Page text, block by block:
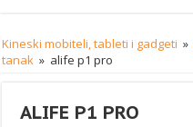
Kineski mobiteli, tableti i gadgeti »
tanak » alife p1 pro
ALIFE P1 PRO